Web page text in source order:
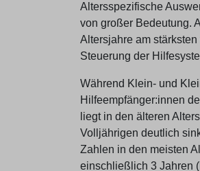
Altersspezifische
von großer Bedeutung.
Altersjahre am stärksten
Steuerung der
Während Klein- und
Hilfeempfänger:innen
liegt in den älteren
Volljährigen deutlich
Zahlen in den meisten
einschließlich 3 Jahren